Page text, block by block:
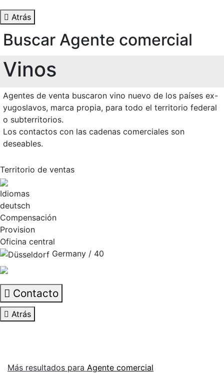
Atrás
Buscar Agente comercial
Vinos
Agentes de venta buscaron vino nuevo de los países ex-
yugoslavos, marca propia, para todo el territorio federal
o subterritorios.
Los contactos con las cadenas comerciales son
deseables.
Territorio de ventas
Idiomas
deutsch
Compensación
Provision
Oficina central
Germany / 40
Contacto
Atrás
Más resultados para Agente comercial